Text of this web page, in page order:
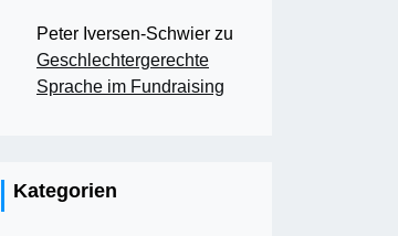
Peter Iversen-Schwier zu
Geschlechtergerechte
Sprache im Fundraising
Kategorien